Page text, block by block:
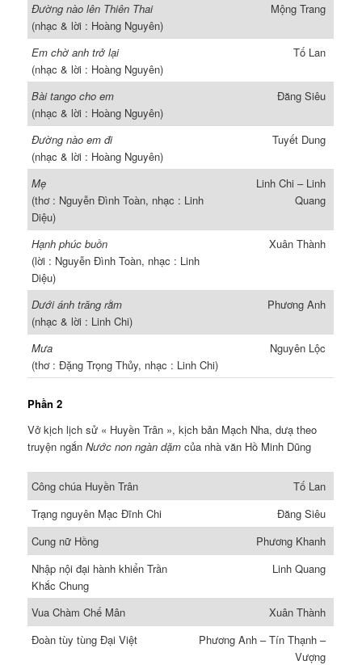
Ðường nào lên Thiên Thai
(nhạc & lời : Hoàng Nguyên)
Mộng Trang
Em chờ anh trở lại
(nhạc & lời : Hoàng Nguyên)
Tố Lan
Bài tango cho em
(nhạc & lời : Hoàng Nguyên)
Ðăng Siêu
Ðường nào em đi
(nhạc & lời : Hoàng Nguyên)
Tuyết Dung
Mẹ
(thơ : Nguyễn Ðình Toàn, nhạc : Linh
Diệu)
Linh Chi – Linh
Quang
Hạnh phúc buồn
(lời : Nguyễn Ðình Toàn, nhạc : Linh
Diệu)
Xuân Thành
Dưới ánh trăng rằm
(nhạc & lời : Linh Chi)
Phương Anh
Mưa
(thơ : Ðặng Trọng Thủy, nhạc : Linh Chi)
Nguyên Lộc
Phần 2
Vở kịch lịch sử « Huyền Trân », kịch bản Mạch Nha, dưạ theo
truyện ngắnNước non ngàn dặm của nhà văn Hồ Minh Dũng
Công chúa Huyền Trân
Tố Lan
Trạng nguyên Mạc Ðĩnh Chi
Ðăng Siêu
Cung nữ Hồng
Phương Khanh
Nhập nội đại hành khiển Trần
Khắc Chung
Linh Quang
Vua Chàm Chế Mân
Xuân Thành
Ðoàn tùy tùng Ðại Việt
Phương Anh – Tín Thạnh –
Vượng